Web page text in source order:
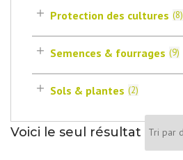
Protection des cultures (8)
Semences & fourrages (9)
Sols & plantes (2)
Voici le seul résultat